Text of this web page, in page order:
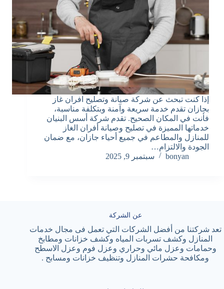
إذا كنت تبحث عن شركة صيانة وتصليح افران غاز
بجازان تقدم خدمة سريعة وآمنة وبتكلفة مناسبة،
فأنت في المكان الصحيح. تقدم شركة أسس البنيان
خدماتها المميزة في تصليح وصيانة أفران الغاز
للمنازل والمطاعم في جميع أحياء جازان، مع ضمان
الجودة والالتزام…
bonyan
سبتمبر 9, 2025
عن الشركة
تعد شركتنا من أفضل الشركات التي تعمل فى مجال خدمات
المنازل وكشف تسربات المياه وكشف خزانات ومطابخ
وحمامات وعزل مائي وحراري وعزل فوم وعزل الاسطح
ومكافحة حشرات المنازل وتنظيف خزانات ومسابح .